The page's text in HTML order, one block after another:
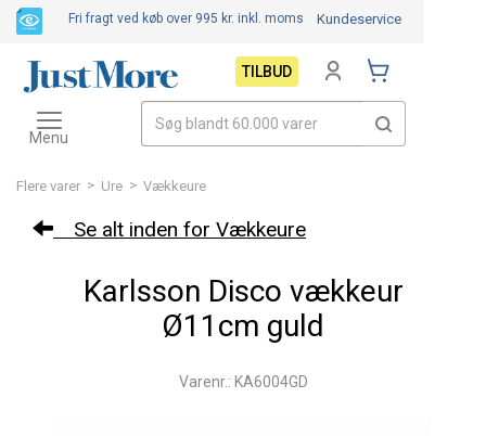
Flere varer > Ure > Vækkeure
Se alt inden for Vækkeure
Karlsson Disco vækkeur
Ø11cm guld
Varenr.: KA6004GD
Fri fragt ved køb over 995 kr. inkl. moms Kundeservice
TILBUD
Toggle
navigation
Menu